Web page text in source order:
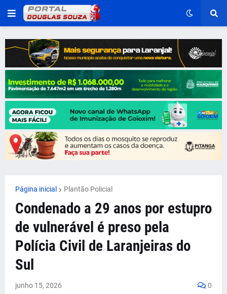
Página inicial Plantão Policial
Condenado a 29 anos por estupro
de vulnerável é preso pela
Polícia Civil de Laranjeiras do
Sul
junho 15, 2026 0